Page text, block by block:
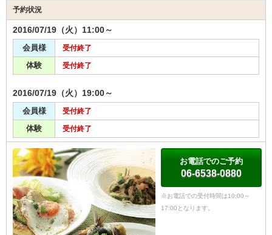
予約状況
2016/07/19（火）11:00～
会員様 受付終了
体験 受付終了
2016/07/19（火）19:00～
会員様 受付終了
体験 受付終了
お電話でのご予約
06-6538-0880
※お電話での受付時間は10:00～
17:00となります。